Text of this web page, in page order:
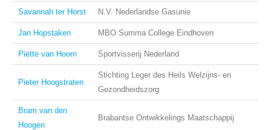
Savannah ter Horst N.V. Nederlandse Gasunie
Jan Hopstaken MBO Summa College Eindhoven
Piëtte van Hoorn Sportvisserij Nederland
Pieter Hoogstraten
Stichting Leger des Heils Welzijns- en
Gezondheidszorg
Bram van den
Hoogen
Brabantse Ontwikkelings Maatschappij